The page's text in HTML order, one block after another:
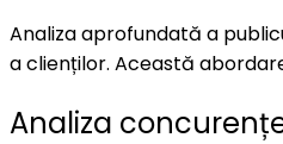
Analiza aprofundată a
a clienților. Această
Analiza